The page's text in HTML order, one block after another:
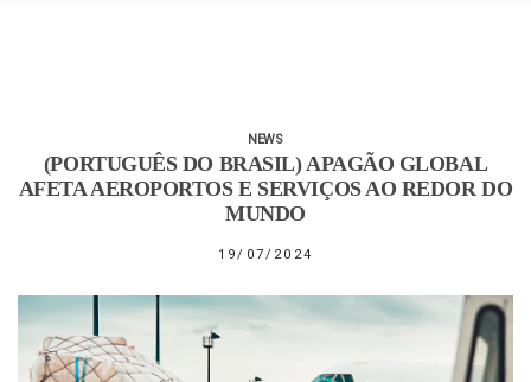
NEWS
(PORTUGUÊS DO BRASIL) APAGÃO GLOBAL
AFETA AEROPORTOS E SERVIÇOS AO REDOR DO
MUNDO
19/07/2024